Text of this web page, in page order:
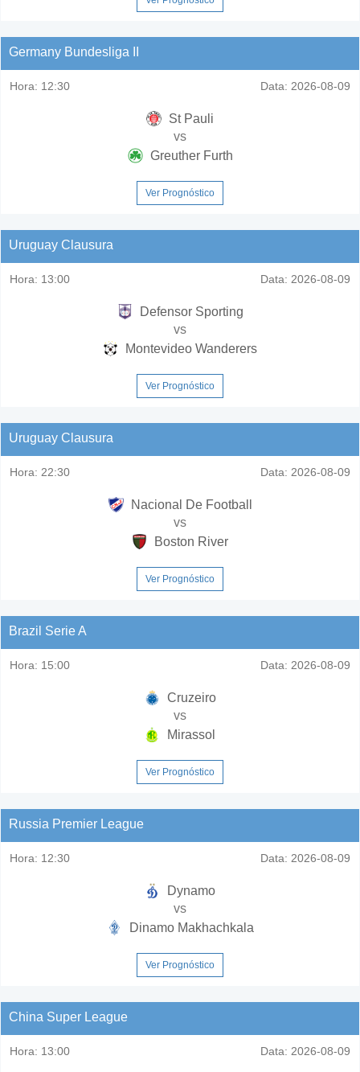
Germany Bundesliga II
Hora: 12:30 Data: 2026-08-09
St Pauli
vs
Greuther Furth
Ver Prognóstico
Uruguay Clausura
Hora: 13:00 Data: 2026-08-09
Defensor Sporting
vs
Montevideo Wanderers
Ver Prognóstico
Uruguay Clausura
Hora: 22:30 Data: 2026-08-09
Nacional De Football
vs
Boston River
Ver Prognóstico
Brazil Serie A
Hora: 15:00 Data: 2026-08-09
Cruzeiro
vs
Mirassol
Ver Prognóstico
Russia Premier League
Hora: 12:30 Data: 2026-08-09
Dynamo
vs
Dinamo Makhachkala
Ver Prognóstico
China Super League
Hora: 13:00 Data: 2026-08-09